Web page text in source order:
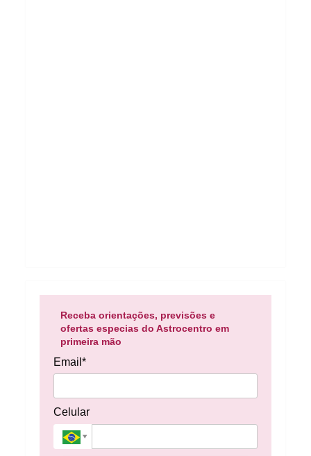
Receba orientações, previsões e
ofertas especias do Astrocentro em
primeira mão
Email*
Celular